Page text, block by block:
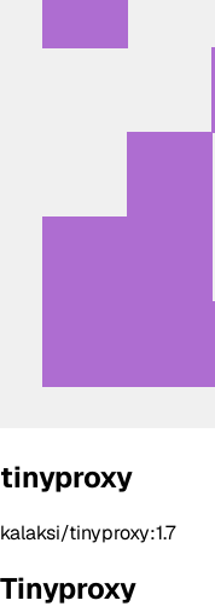
tinyproxy
kalaksi/tinyproxy:1.7
Tinyproxy